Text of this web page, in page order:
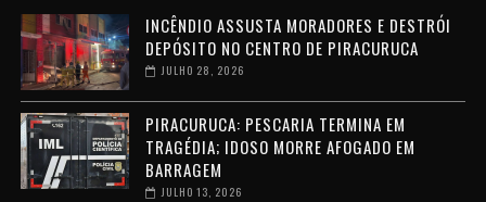
INCÊNDIO ASSUSTA MORADORES E DESTRÓI
DEPÓSITO NO CENTRO DE PIRACURUCA
JULHO 28, 2026
PIRACURUCA: PESCARIA TERMINA EM
TRAGÉDIA; IDOSO MORRE AFOGADO EM
BARRAGEM
JULHO 13, 2026